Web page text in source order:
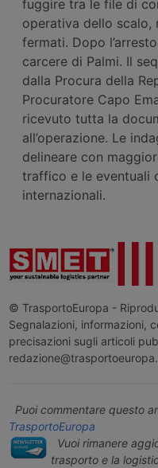
fuggire tra le file di
operativa dello scalo,
fermati. Dopo
carcere di Palmi. Il
dalla Procura della
Procuratore Capo
ricevuto tutta la
all’operazione. Le
delineare con
traffico e le eventuali
internazionali.
© TrasportoEuropa -
Segnalazioni, informazioni,
precisazioni sugli articoli
Puoi commentare questo
TrasportoEuropa
Vuoi rimanere
trasporto e la